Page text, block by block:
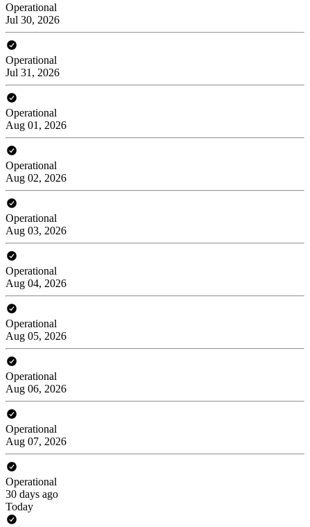
Operational
Jul 30, 2026
Operational
Jul 31, 2026
Operational
Aug 01, 2026
Operational
Aug 02, 2026
Operational
Aug 03, 2026
Operational
Aug 04, 2026
Operational
Aug 05, 2026
Operational
Aug 06, 2026
Operational
Aug 07, 2026
Operational
30 days ago
Today